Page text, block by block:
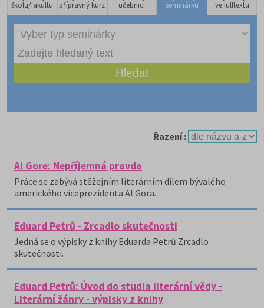
školu/fakultu
přípravný kurz
učebnici
seminárku
ve fulltextu
Řazení :
Al Gore: Nepříjemná pravda
Práce se zabývá stěžejním literárním dílem bývalého
amerického viceprezidenta Al Gora.
Eduard Petrů - Zrcadlo skutečnosti
Jedná se o výpisky z knihy Eduarda Petrů Zrcadlo
skutečnosti.
Eduard Petrů: Úvod do studia literární vědy -
Literární žánry - výpisky z knihy